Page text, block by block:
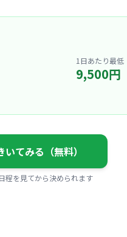
1日あたり最低
9,500円
てみる（無料）
程を見てから決められます